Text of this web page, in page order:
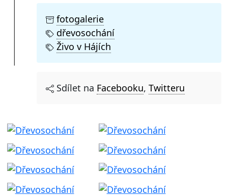
fotogalerie
dřevosochání
Živo v Hájích
Sdílet na Facebooku, Twitteru